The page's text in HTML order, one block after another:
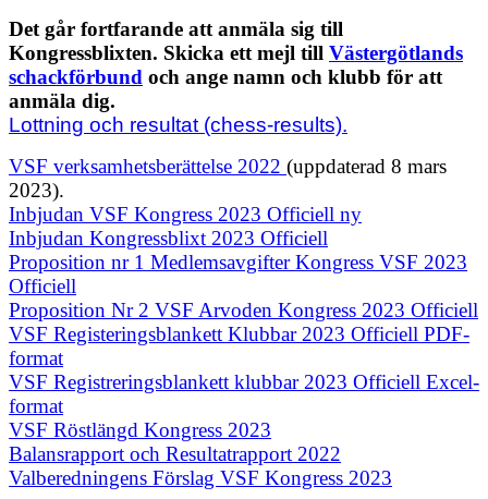
Det går fortfarande att anmäla sig till
Kongressblixten. Skicka ett mejl till Västergötlands
schackförbund och ange namn och klubb för att
anmäla dig.
Lottning och resultat (chess-results).
VSF verksamhetsberättelse 2022 (uppdaterad 8 mars
2023).
Inbjudan VSF Kongress 2023 Officiell ny
Inbjudan Kongressblixt 2023 Officiell
Proposition nr 1 Medlemsavgifter Kongress VSF 2023
Officiell
Proposition Nr 2 VSF Arvoden Kongress 2023 Officiell
VSF Registeringsblankett Klubbar 2023 Officiell PDF-
format
VSF Registreringsblankett klubbar 2023 Officiell Excel-
format
VSF Röstlängd Kongress 2023
Balansrapport och Resultatrapport 2022
Valberedningens Förslag VSF Kongress 2023